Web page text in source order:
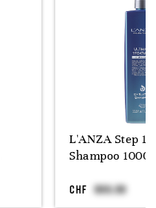
L'ANZA Step 1
Shampoo
CHF